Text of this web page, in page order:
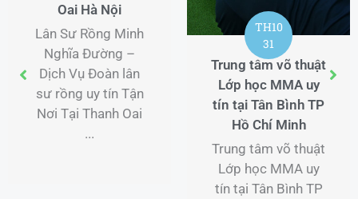
Oai Hà Nội
Lân Sư Rồng Minh
Nghĩa Đường –
Dịch Vụ Đoàn lân
sư rồng uy tín Tận
Nơi Tại Thanh Oai
...
TH10
31
Trung tâm võ thuật
Lớp học MMA uy
tín tại Tân Bình TP
Hồ Chí Minh
Trung tâm võ thuật
Lớp học MMA uy
tín tại Tân Bình TP